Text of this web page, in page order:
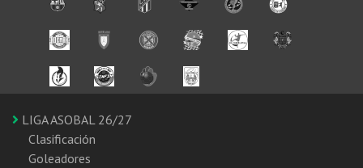
LIGA ASOBAL 26/27
Clasificación
Goleadores